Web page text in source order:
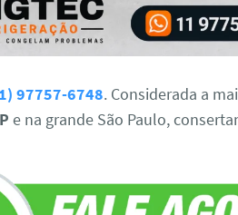
97757-6748. Considerada a
e na grande São Paulo,